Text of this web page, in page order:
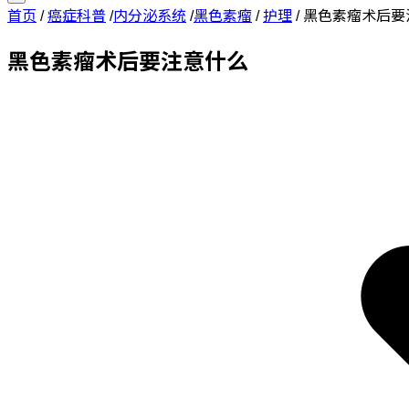
首页 /癌症科普/内分泌系统/黑色素瘤/护理/ 黑色素瘤术后
黑色素瘤术后要注意什么